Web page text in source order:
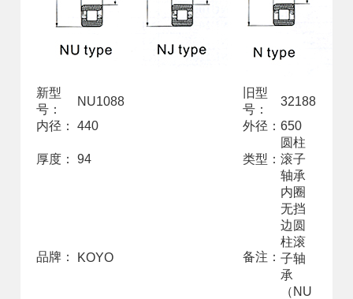
新型
号：
NU1088
旧型
号：
32188
内径：
440 外径：650
厚度： 94 类型：
圆柱
滚子
轴承
品牌： KOYO 备注：
内圈
无挡
边圆
柱滚
子轴
承
（NU